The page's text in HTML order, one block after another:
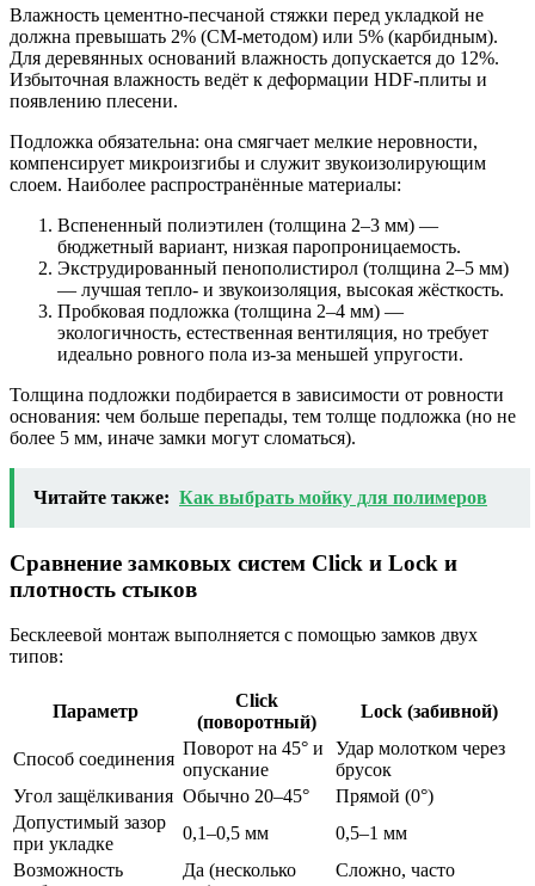
Влажность цементно-песчаной стяжки перед укладкой не
должна превышать 2% (CM-методом) или 5% (карбидным).
Для деревянных оснований влажность допускается до 12%.
Избыточная влажность ведёт к деформации HDF-плиты и
появлению плесени.
Подложка обязательна: она смягчает мелкие неровности,
компенсирует микроизгибы и служит звукоизолирующим
слоем. Наиболее распространённые материалы:
Вспененный полиэтилен (толщина 2–3 мм) —
бюджетный вариант, низкая паропроницаемость.
Экструдированный пенополистирол (толщина 2–5 мм)
— лучшая тепло- и звукоизоляция, высокая жёсткость.
Пробковая подложка (толщина 2–4 мм) —
экологичность, естественная вентиляция, но требует
идеально ровного пола из-за меньшей упругости.
Толщина подложки подбирается в зависимости от ровности
основания: чем больше перепады, тем толще подложка (но не
более 5 мм, иначе замки могут сломаться).
Читайте также: Как выбрать мойку для полимеров
Сравнение замковых систем Click и Lock и
плотность стыков
Бесклеевой монтаж выполняется с помощью замков двух
типов:
Параметр
Click
(поворотный)
Lock (забивной)
Способ соединения
Поворот на 45° и
опускание
Удар молотком через
брусок
Угол защёлкивания Обычно 20–45°
Прямой (0°)
Допустимый зазор
при укладке
0,1–0,5 мм
0,5–1 мм
Возможность
Да (несколько
Сложно, часто